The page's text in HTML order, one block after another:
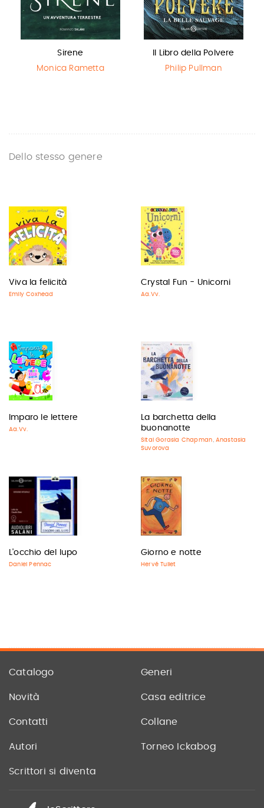
Sirene
Monica Rametta
Il Libro della Polvere
Philip Pullman
Dello stesso genere
Viva la felicità
Emily Coxhead
Crystal Fun - Unicorni
Aa.Vv.
Imparo le lettere
Aa.Vv.
La barchetta della
buonanotte
Sital Gorasia Chapman , Anastasia
Suvorova
L'occhio del lupo
Daniel Pennac
Giorno e notte
Hervé Tullet
Catalogo Generi
Novità Casa editrice
Contatti Collane
Autori Torneo Ickabog
Scrittori si diventa